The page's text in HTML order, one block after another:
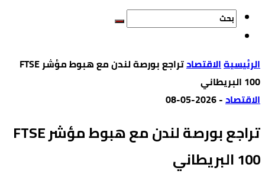
‫الرئيسية‬الاقتصاد
تراجع بورصة لندن مع هبوط مؤشر FTSE
100 البريطاني
الاقتصاد-
2026-05-08
تراجع بورصة لندن مع هبوط مؤشر FTSE
100 البريطاني